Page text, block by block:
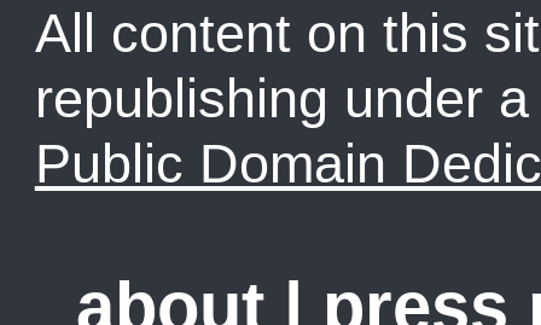
All content on this
republishing under
Public Domain
about | press